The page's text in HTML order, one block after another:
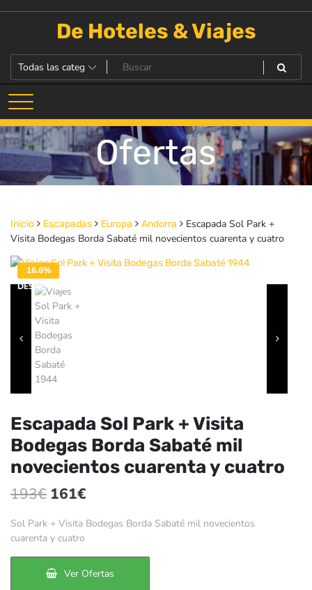
De Hoteles & Viajes
Ofertas
Inicio Escapadas Europa Andorra
Escapada Sol Park +
Visita Bodegas Borda Sabaté mil novecientos cuarenta y cuatro
16.6%
DESACTIVADO
Escapada Sol Park + Visita
Bodegas Borda Sabaté mil
novecientos cuarenta y cuatro
193€ El
precio
original
era:
193€.
161€
precio
es:
161€.
Sol Park + Visita Bodegas Borda Sabaté mil novecientos
cuarenta y cuatro
Ver Ofertas